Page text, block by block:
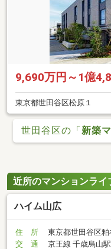
9,690万円～1億
東京都世田谷区松原１
世田谷区の「新築
近所のマンションライ
ハイム山広
住 所
東京都世田谷区
交 通
京王線 千歳烏山